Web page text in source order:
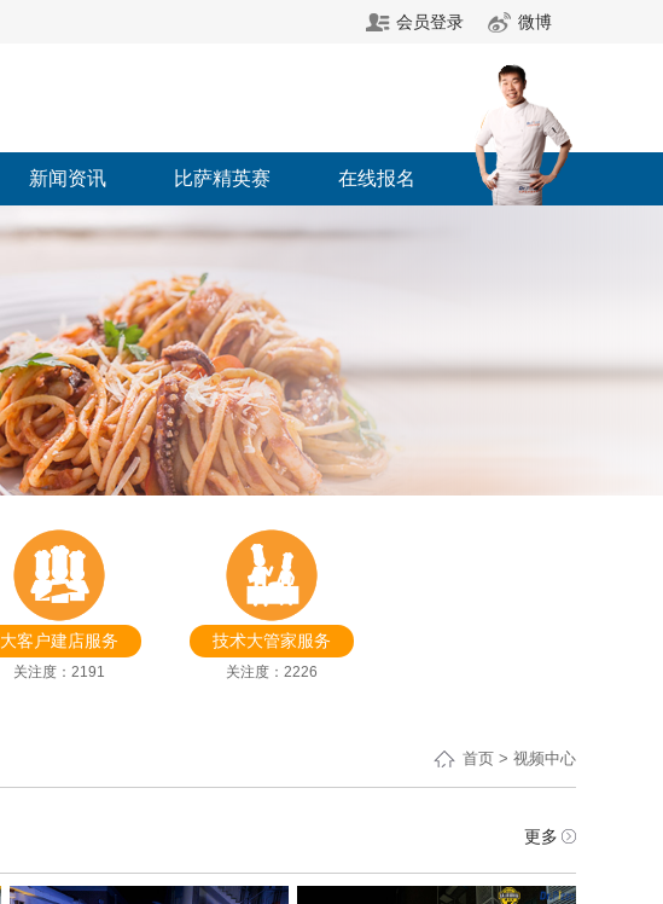
会员登录 微博
新闻资讯 比萨精英赛 在线报名
大客户建店服务
关注度：2191
技术大管家服务
关注度：2226
首页 > 视频中心
更多